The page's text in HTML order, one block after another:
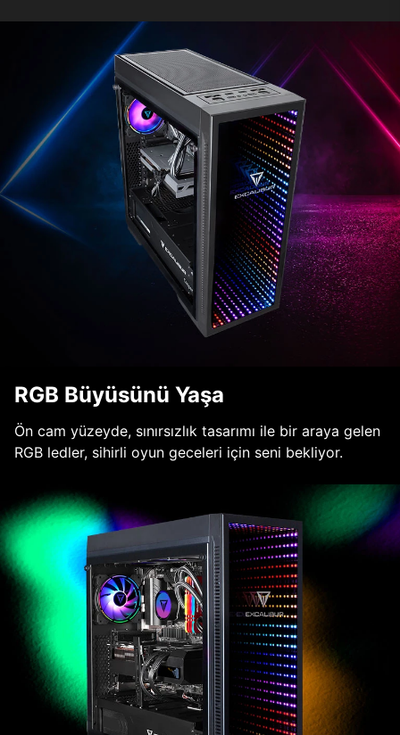
RGB Büyüsünü Yaşa
Ön cam yüzeyde, sınırsızlık tasarımı ile bir araya gelen
RGB ledler, sihirli oyun geceleri için seni bekliyor.